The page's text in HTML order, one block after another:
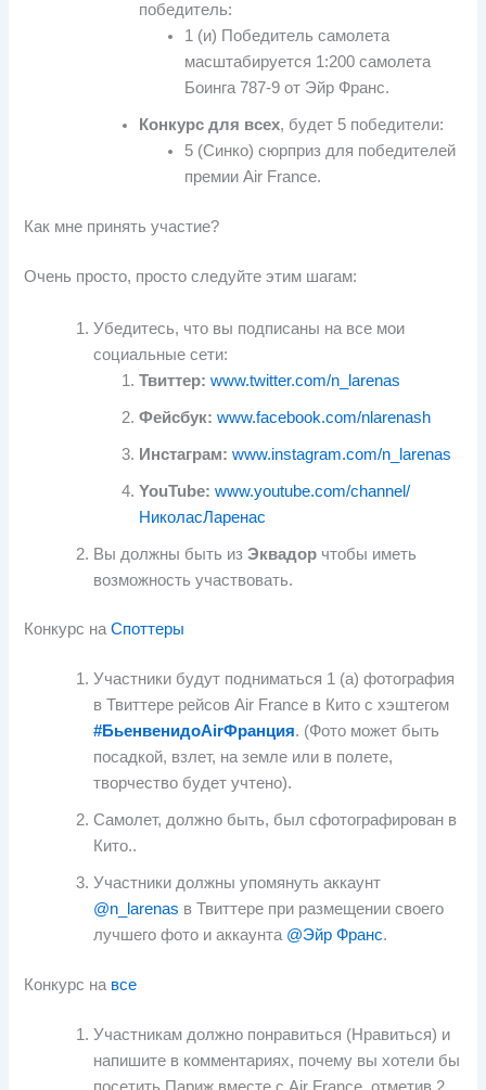
победитель:
1 (и) Победитель самолета
масштабируется 1:200 самолета
Боинга 787-9 от Эйр Франс.
Конкурс для всех, будет 5 победители:
5 (Синко) сюрприз для победителей
премии Air France.
Как мне принять участие?
Очень просто, просто следуйте этим шагам:
Убедитесь, что вы подписаны на все мои
социальные сети:
Твиттер: www.twitter.com/n_larenas
Фейсбук: www.facebook.com/nlarenash
Инстаграм: www.instagram.com/n_larenas
YouTube: www.youtube.com/channel/
НиколасЛаренас
Вы должны быть изЭквадор чтобы иметь
возможность участвовать.
Конкурс наСпоттеры
Участники будут подниматься 1 (а) фотография
в Твиттере рейсов Air France в Кито с хэштегом
#БьенвенидоAirФранция. (Фото может быть
посадкой, взлет, на земле или в полете,
творчество будет учтено).
Самолет, должно быть, был сфотографирован в
Кито..
Участники должны упомянуть аккаунт
@n_larenas в Твиттере при размещении своего
лучшего фото и аккаунта @Эйр Франс.
Конкурс на все
Участникам должно понравиться (Нравиться) и
напишите в комментариях, почему вы хотели бы